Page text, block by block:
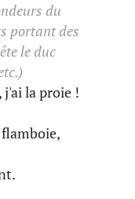
du
portant des
le duc
j'ai la proie !